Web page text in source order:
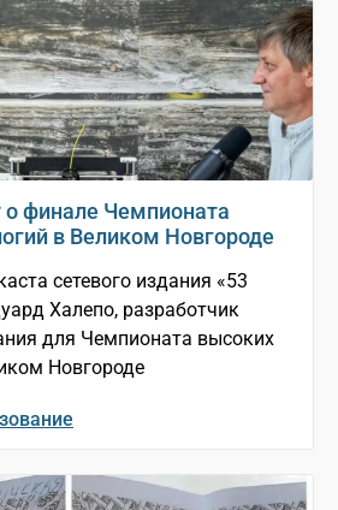
финале Чемпионата
в Великом Новгороде
сетевого издания «53
Халепо, разработчик
для Чемпионата высоких
Новгороде